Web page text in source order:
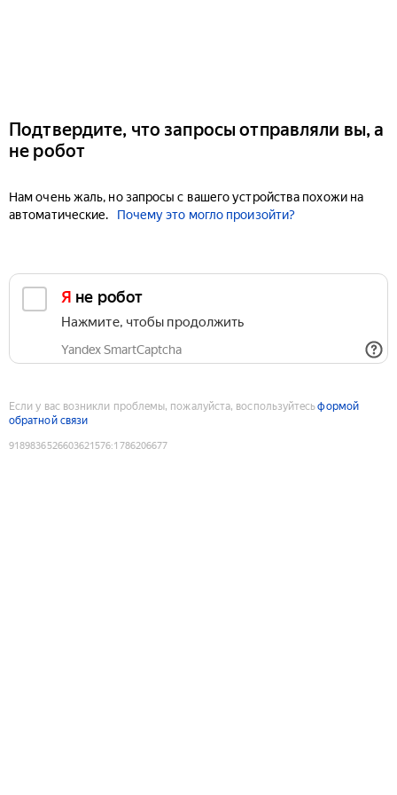
Подтвердите, что запросы отправляли вы, а
не робот
Нам очень жаль, но запросы с вашего устройства похожи на
автоматические.
Почему это могло произойти?
Я не робот
Нажмите, чтобы продолжить
Yandex SmartCaptcha
Если у вас возникли проблемы, пожалуйста, воспользуйтесьформой
обратной связи
9189836526603621576:1786206677